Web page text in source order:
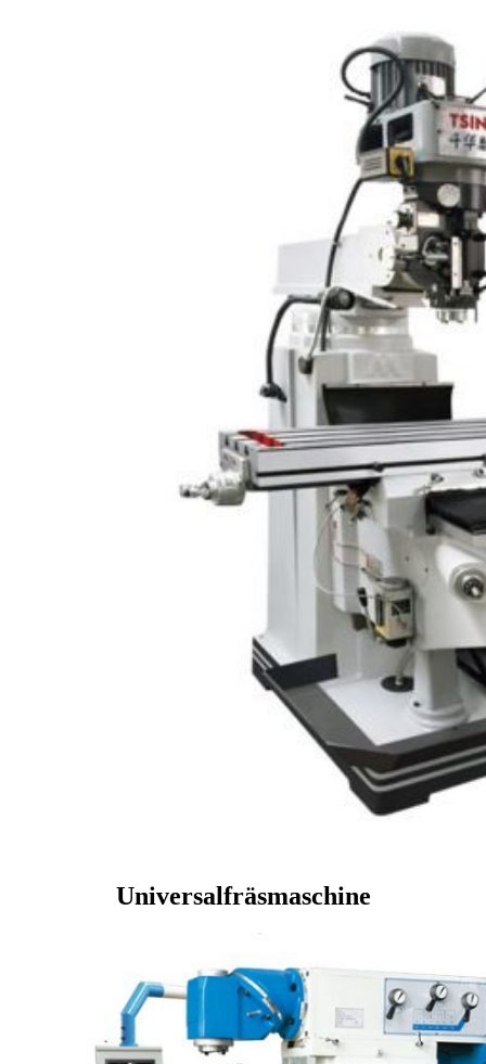
Universalfräsmaschine